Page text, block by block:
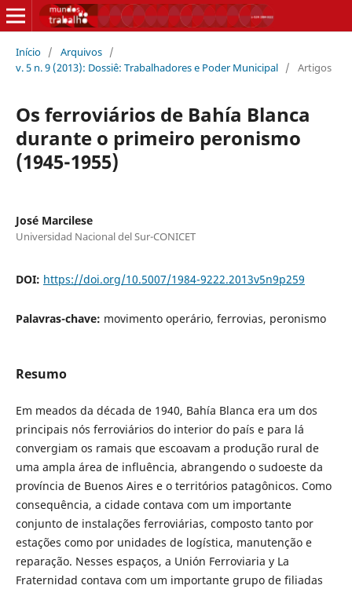
Início / Arquivos /
v. 5 n. 9 (2013): Dossiê: Trabalhadores e Poder Municipal / Artigos
Os ferroviários de Bahía Blanca
durante o primeiro peronismo
(1945-1955)
José Marcilese
Universidad Nacional del Sur-CONICET
DOI: https://doi.org/10.5007/1984-9222.2013v5n9p259
Palavras-chave: movimento operário, ferrovias, peronismo
Resumo
Em meados da década de 1940, Bahía Blanca era um dos
principais nós ferroviários do interior do país e para lá
convergiam os ramais que escoavam a produção rural de
uma ampla área de influência, abrangendo o sudoeste da
província de Buenos Aires e o territórios patagônicos. Como
consequência, a cidade contava com um importante
conjunto de instalações ferroviárias, composto tanto por
estações como por unidades de logística, manutenção e
reparação. Nesses espaços, a Unión Ferroviaria y La
Fraternidad contava com um importante grupo de filiadas